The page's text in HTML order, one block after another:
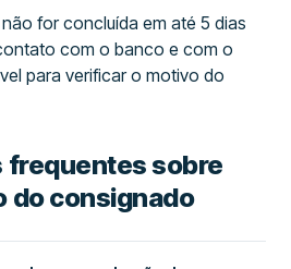
for concluída em até 5 dias
com o banco e com o
para verificar o motivo do
frequentes sobre
do consignado